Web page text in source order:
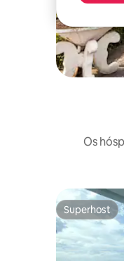
Os
Superhost
Superhost